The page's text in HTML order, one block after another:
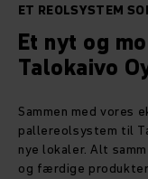
ET REOLSYSTEM
Et nyt og
Talokaivo
Sammen med vores
pallereolsystem til
nye lokaler. Alt
og færdige